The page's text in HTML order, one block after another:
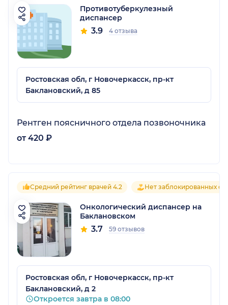
Противотуберкулезный
диспансер
3.9 4 отзыва
Ростовская обл, г Новочеркасск, пр-кт
Баклановский, д 85
Рентген поясничного отдела позвоночника
от 420 ₽
Средний рейтинг врачей 4.2 Нет заблокированных
Онкологический диспансер на
Баклановском
3.7 59 отзывов
Ростовская обл, г Новочеркасск, пр-кт
Баклановский, д 2
Откроется завтра в 08:00